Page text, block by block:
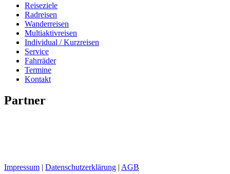
Reiseziele
Radreisen
Wanderreisen
Multiaktivreisen
Individual / Kurzreisen
Service
Fahrräder
Termine
Kontakt
Partner
Impressum | Datenschutzerklärung | AGB